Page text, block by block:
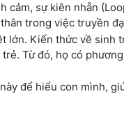
cảm, sự kiên nhẫn
trong việc truyền
lớn. Kiến thức về sinh
Từ đó, họ có
để hiểu con mình,